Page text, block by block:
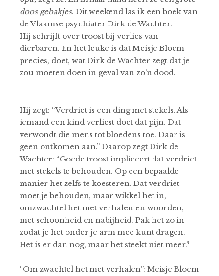
doos gebakjes. Dit weekend las ik een boek van
de Vlaamse psychiater Dirk de Wachter.
Hij schrijft over troost bij verlies van
dierbaren. En het leuke is dat Meisje Bloem
precies, doet, wat Dirk de Wachter zegt dat je
zou moeten doen in geval van zo’n dood.
Hij zegt: “Verdriet is een ding met stekels. Als
iemand een kind verliest doet dat pijn. Dat
verwondt die mens tot bloedens toe. Daar is
geen ontkomen aan.” Daarop zegt Dirk de
Wachter: “Goede troost impliceert dat verdriet
met stekels te behouden. Op een bepaalde
manier het zelfs te koesteren. Dat verdriet
moet je behouden, maar wikkel het in,
omzwachtel het met verhalen en woorden,
met schoonheid en nabijheid. Pak het zo in
zodat je het onder je arm mee kunt dragen.
Het is er dan nog, maar het steekt niet meer.’¹
“Om zwachtel het met verhalen”: Meisje Bloem